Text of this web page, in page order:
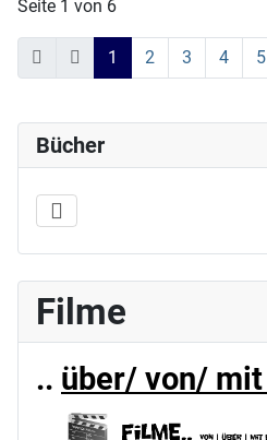
Seite 1 von 6
1 2 3 4 5
Bücher
Filme
.. über/ von/